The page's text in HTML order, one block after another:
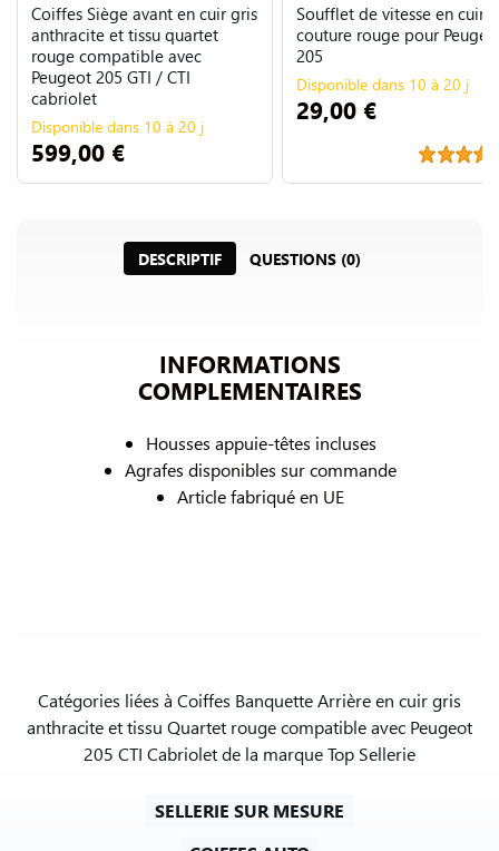
Coiffes Siège avant en cuir gris
anthracite et tissu quartet
rouge compatible avec
Peugeot 205 GTI / CTI
cabriolet
Disponible dans 10 à 20 j
599,00 €
Soufflet de vitesse en cuir
couture rouge pour
205
Disponible dans 10 à 20 j
29,00 €
DESCRIPTIF QUESTIONS (0)
INFORMATIONS
COMPLEMENTAIRES
Housses appuie-têtes incluses
Agrafes disponibles sur commande
Article fabriqué en UE
Catégories liées à Coiffes Banquette Arrière en cuir gris
anthracite et tissu Quartet rouge compatible avec Peugeot
205 CTI Cabriolet de la marque Top Sellerie
SELLERIE SUR MESURE